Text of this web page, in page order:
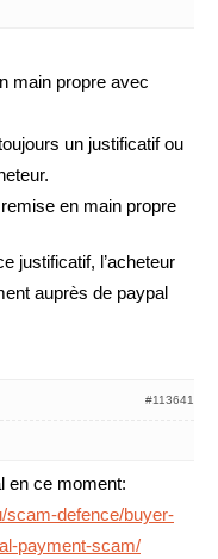
main propre avec
un justificatif ou
en main propre
justificatif, l’acheteur
auprès de paypal
#113641
en ce moment:
scam-defence/buyer-
payment-scam/